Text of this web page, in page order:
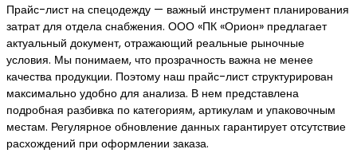
Прайс-лист на спецодежду — важный инструмент планирования
затрат для отдела снабжения. ООО «ПК «Орион» предлагает
актуальный документ, отражающий реальные рыночные
условия. Мы понимаем, что прозрачность важна не менее
качества продукции. Поэтому наш прайс-лист структурирован
максимально удобно для анализа. В нем представлена
подробная разбивка по категориям, артикулам и упаковочным
местам. Регулярное обновление данных гарантирует отсутствие
расхождений при оформлении заказа.